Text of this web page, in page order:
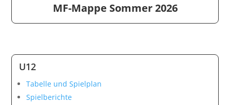
MF-Mappe Sommer 2026
U12
Tabelle und Spielplan
Spielberichte